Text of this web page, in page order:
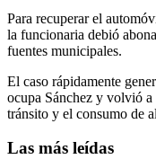
Para recuperar el
la funcionaria debió
fuentes municipales.
El caso rápidamente
ocupa Sánchez y volvió
tránsito y el consumo de
Las más leídas